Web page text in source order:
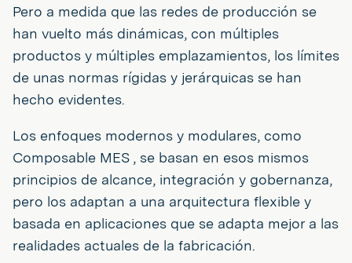
Pero a medida que las redes de producción se
han vuelto más dinámicas, con múltiples
productos y múltiples emplazamientos, los límites
de unas normas rígidas y jerárquicas se han
hecho evidentes.
Los enfoques modernos y modulares, como
Composable MES , se basan en esos mismos
principios de alcance, integración y gobernanza,
pero los adaptan a una arquitectura flexible y
basada en aplicaciones que se adapta mejor a las
realidades actuales de la fabricación.